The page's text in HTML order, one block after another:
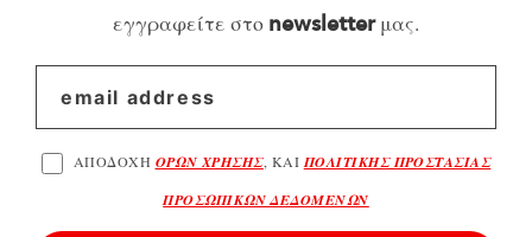
εγγραφείτε στο newsletterμας.
ΑΠΟΔΟΧΗ ΟΡΩΝ ΧΡΗΣΗΣ, ΚΑΙ ΠΟΛΙΤΙΚΗΣ ΠΡΟΣΤΑΣΙΑΣ
ΠΡΟΣΩΠΙΚΩΝ ΔΕΔΟΜΕΝΩΝ